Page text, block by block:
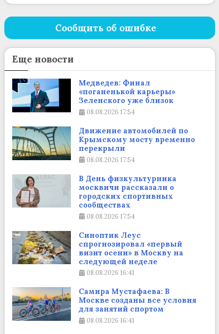
Сообщить об ошибке
Еще новости
Медведев: Финал
«поганенькой карьеры»
Зеленского уже близок
08.08.2026 17:54
Движение автомобилей по
Крымскому мосту временно
перекрыли
08.08.2026 17:54
В День физкультурника
москвичи рассказали о
городских спортивных
сообществах
08.08.2026 17:54
Синоптик Леус
спрогнозировал «первый
визит осени» в Москву на
следующей неделе
08.08.2026 16:41
Самира Мустафаева: В
Москве созданы все условия
для занятий спортом
08.08.2026 16:41